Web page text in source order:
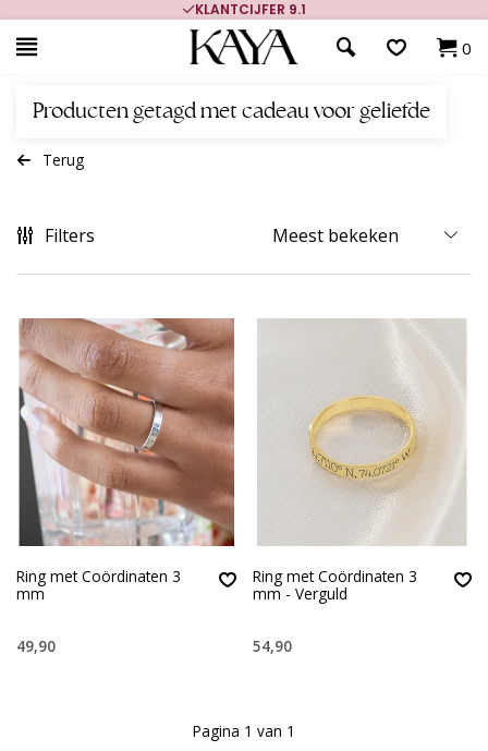
KLANTCIJFER 9.1
0
Producten getagd met cadeau voor geliefde
Terug
Filters
Ring met Coördinaten 3
mm
49,90
Ring met Coördinaten 3
mm - Verguld
54,90
Pagina 1 van 1